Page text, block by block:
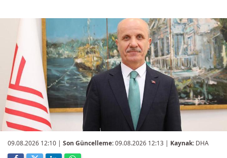
09.08.2026 12:10 | Son Güncelleme:09.08.2026 12:13 | Kaynak: DHA